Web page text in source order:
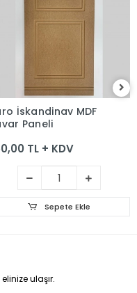
İskandinav MDF
Paneli
TL + KDV
Sepete Ekle
ulaşır.